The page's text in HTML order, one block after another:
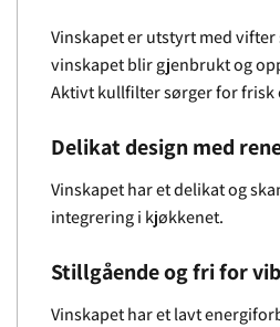
Vinskapet er utstyrt med
vinskapet blir gjenbrukt og
Aktivt kullfilter sørger for frisk
Delikat design med
Vinskapet har et delikat og
integrering i kjøkkenet.
Stillgående og fri for
Vinskapet har et lavt